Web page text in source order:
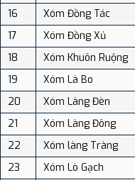
16
Xóm Đồng Tác
17
Xóm Đồng Xủ
18
Xóm Khuôn Ruộng
19
Xóm Là Bo
20
Xóm Làng Đèn
21
Xóm Làng Đông
22
Xóm làng Tràng
23
Xóm Lò Gạch